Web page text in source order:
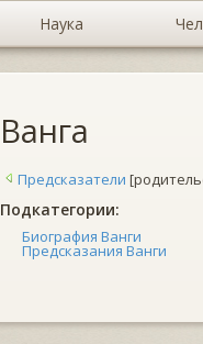
Наука
Ванга
Предсказатели
Подкатегории:
Биография Ванги
Предсказания Ванги